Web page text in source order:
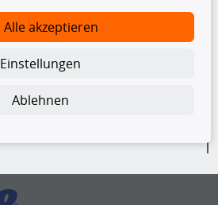
zu vervielfältigen, zu verbreiten
Dritte ausführen zu lassen. Ein
Alle akzeptieren
Einstellungen
Ablehnen